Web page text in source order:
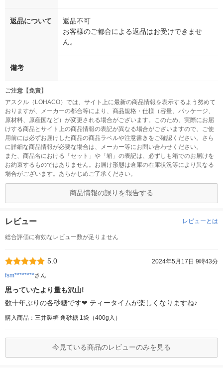
返品について
返品不可
お客様のご都合による返品はお受けできませ
ん。
備考
ご注意【免責】
アスクル（LOHACO）では、サイト上に最新の商品情報を表示するよう努めて
おりますが、メーカーの都合等により、商品規格・仕様（容量、パッケージ、
原材料、原産国など）が変更される場合がございます。このため、実際にお届
けする商品とサイト上の商品情報の表記が異なる場合がございますので、ご使
用前には必ずお届けした商品の商品ラベルや注意書きをご確認ください。さら
に詳細な商品情報が必要な場合は、メーカー等にお問い合わせください。
また、商品名における「セット」や「箱」の表記は、必ずしも箱でのお届けを
お約束するものではありません。お届け形態は倉庫の在庫状況等により異なる
場合がございます。あらかじめご了承ください。
商品情報の誤りを報告する
レビュー レビューとは
総合評価に有効なレビュー数が足りません
5.0
2024年5月17日 9時43分
fsm********さん
思っていたより量も沢山!
数十年ぶりの各砂糖です❤ ティータイムが楽しくなりますね♪
購入商品：三井製糖 角砂糖 1袋（400g入）
今見ている商品のレビューのみを見る